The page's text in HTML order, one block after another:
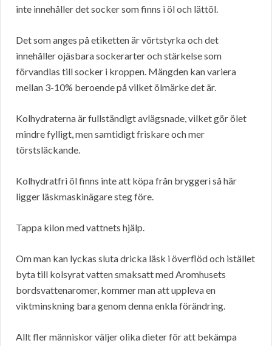
inte innehåller det socker som finns i öl och lättöl.
Det som anges på etiketten är vörtstyrka och det
innehåller ojäsbara sockerarter och stärkelse som
förvandlas till socker i kroppen. Mängden kan variera
mellan 3-10% beroende på vilket ölmärke det är.
Kolhydraterna är fullständigt avlägsnade, vilket gör ölet
mindre fylligt, men samtidigt friskare och mer
törstsläckande.
Kolhydratfri öl finns inte att köpa från bryggeri så här
ligger läskmaskinägare steg före.
Tappa kilon med vattnets hjälp.
Om man kan lyckas sluta dricka läsk i överflöd och istället
byta till kolsyrat vatten smaksatt med Aromhusets
bordsvattenaromer, kommer man att uppleva en
viktminskning bara genom denna enkla förändring.
Allt fler människor väljer olika dieter för att bekämpa